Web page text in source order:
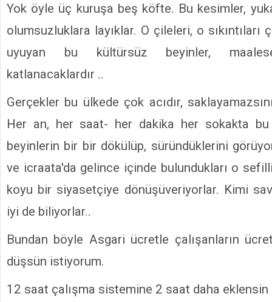
Yok öyle üç kuruşa beş köfte. Bu kesimler,
olumsuzluklara layıklar. O çileleri, o sıkıntıları
uyuyan bu kültürsüz beyinler,
katlanacaklardır ..
Gerçekler bu ülkede çok acıdır,
Her an, her saat- her dakika her sokakta
beyinlerin bir bir dökülüp, süründüklerini
ve icraata'da gelince içinde bulundukları o
koyu bir siyasetçiye dönüşüveriyorlar. Kimi
iyi de biliyorlar..
Bundan böyle Asgari ücretle çalışanların
düşsün istiyorum.
12 saat çalışma sistemine 2 saat daha